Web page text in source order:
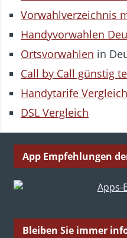
Vorwahlverzeichnis
Handyvorwahlen
Ortsvorwahlen in
Call by Call günstig
Handytarife Vergleich
DSL Vergleich
App Empfehlungen
Bleiben Sie immer